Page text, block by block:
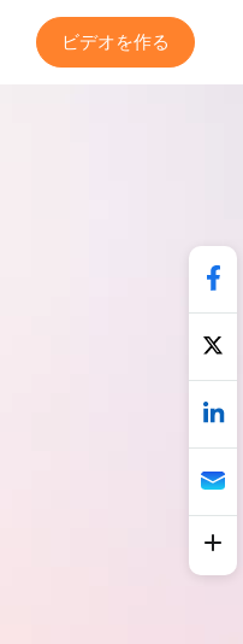
ビデオを作る